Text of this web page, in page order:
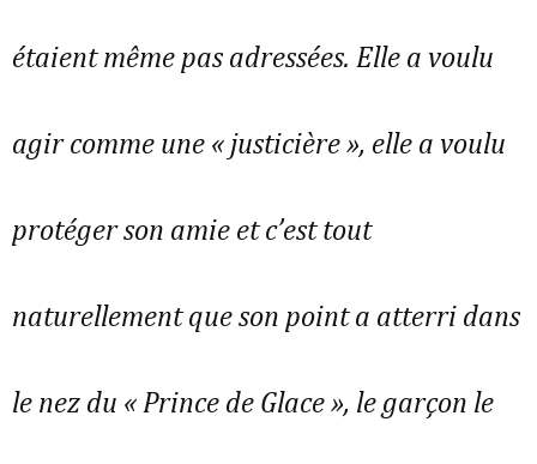
étaient même pas adressées. Elle a voulu
agir comme une « justicière », elle a voulu
protéger son amie et c’est tout
naturellement que son point a atterri dans
le nez du « Prince de Glace », le garçon le